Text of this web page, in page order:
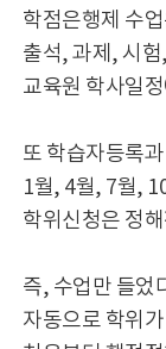
학점은행제 수
출석, 과제, 시
교육원 학사일
또 학습자등록
1월, 4월, 7월,
학위신청은 정
즉, 수업만 들었
자동으로 학위